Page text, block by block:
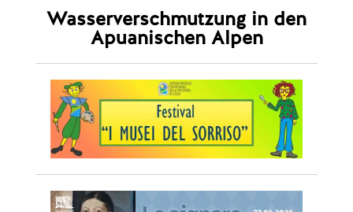
Wasserverschmutzung in den
Apuanischen Alpen